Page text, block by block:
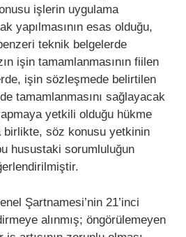
işlerin uygulama
yapılmasının esas olduğu,
teknik belgelerde
işin tamamlanmasının fiilen
işin sözleşmede belirtilen
tamamlanmasını sağlayacak
yetkili olduğu hükme
birlikte, söz konusu yetkinin
husustaki sorumluluğun
Şartnamesi’nin 21’inci
alınmış; öngörülemeyen